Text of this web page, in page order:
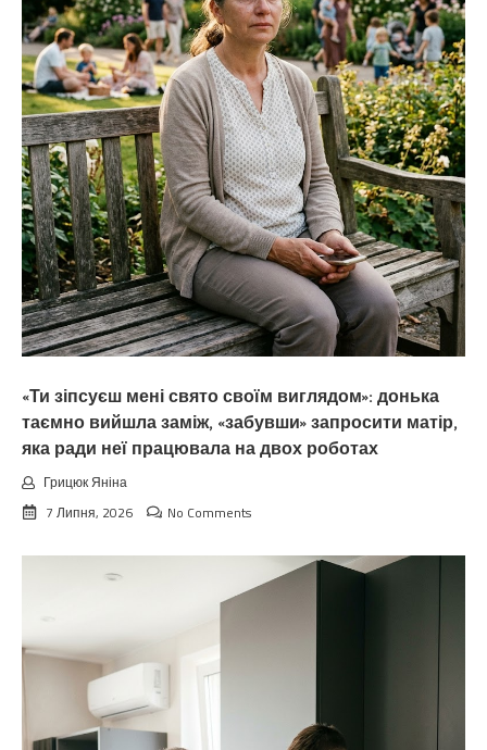
«Ти зіпсуєш мені свято своїм виглядом»: донька
таємно вийшла заміж, «забувши» запросити матір,
яка ради неї працювала на двох роботах
Грицюк Яніна
7 Липня, 2026
No Comments